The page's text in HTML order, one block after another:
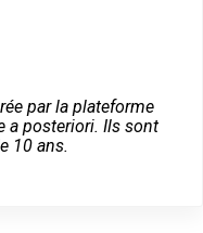
par la plateforme
a posteriori. Ils sont
10 ans.